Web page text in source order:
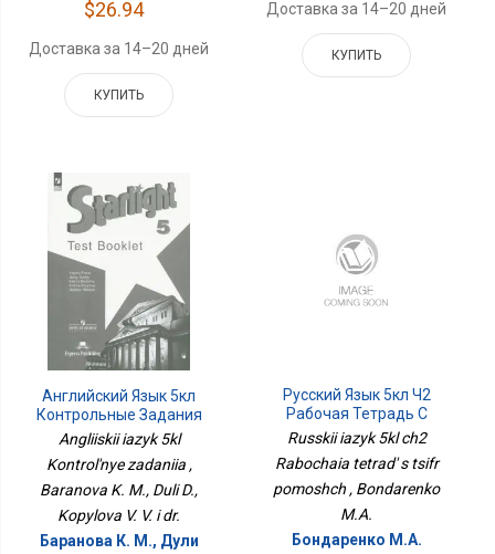
$26.94
Доставка за 14–20 дней
КУПИТЬ
Доставка за 14–20 дней
КУПИТЬ
Английский Язык 5кл
Контрольные Задания
Angliiskii iazyk 5kl
Kontrol'nye zadaniia ,
Baranova K. M., Duli D.,
Kopylova V. V. i dr.
Баранова К. М., Дули
Русский Язык 5кл Ч2
Рабочая Тетрадь С
Цифр Помощ
Russkii iazyk 5kl ch2
Rabochaia tetrad' s tsifr
pomoshch , Bondarenko
M.A.
Бондаренко М.А.